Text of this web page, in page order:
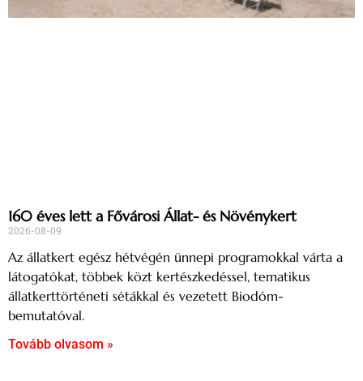
160 éves lett a Fővárosi Állat- és Növénykert
2026-08-09
Az állatkert egész hétvégén ünnepi programokkal várta a
látogatókat, többek közt kertészkedéssel, tematikus
állatkerttörténeti sétákkal és vezetett Biodóm-
bemutatóval.
Tovább olvasom »